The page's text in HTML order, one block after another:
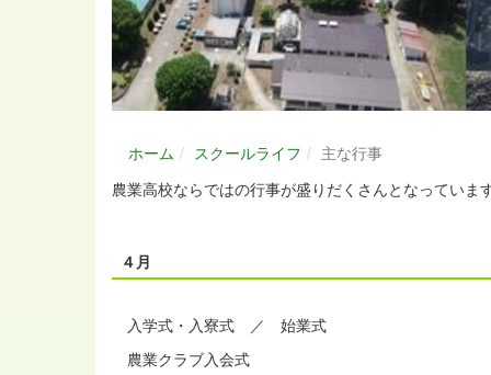
ホーム スクールライフ 主な行事
農業高校ならではの行事が盛りだくさんとなってい
４月
入学式・入寮式 ／ 始業式
農業クラブ入会式